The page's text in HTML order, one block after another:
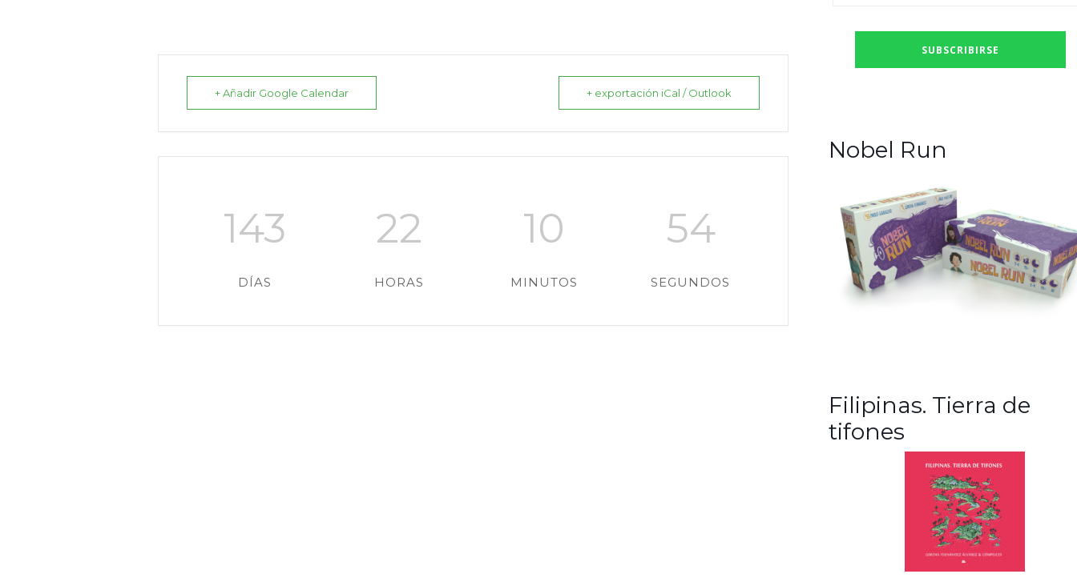
+ Añadir Google Calendar + exportación iCal / Outlook
143
DÍAS
22
HORAS
10
MINUTOS
53
SEGUNDOS
Nobel Run
Filipinas. Tierra de
tifones